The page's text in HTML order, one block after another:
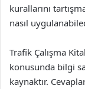
kurallarını
nasıl
Trafik Çalışma
konusunda bilgi
kaynaktır.